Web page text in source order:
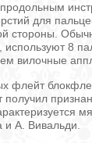
для
стороны.
используют 8
вилочные
флейт
А. Вивальди.